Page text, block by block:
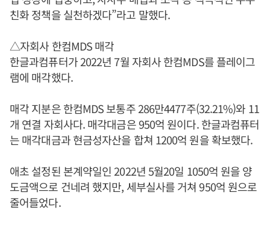
친화 정책을 실천하겠다”라고 말했다.
△자회사 한컴MDS 매각
한글과컴퓨터가 2022년 7월 자회사 한컴MDS를 플레이그
램에 매각했다.
매각 지분은 한컴MDS 보통주 286만4477주(32.21%)와 11
개 연결 자회사다. 매각대금은 950억 원이다. 한글과컴퓨터
는 매각대금과 현금성자산을 합쳐 1200억 원을 확보했다.
애초 설정된 본계약일인 2022년 5월20일 1050억 원을 양
도금액으로 건네려 했지만, 세부실사를 거쳐 950억 원으로
줄어들었다.